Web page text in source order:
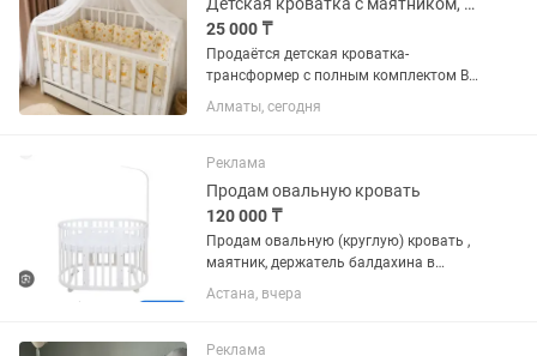
25 000 ₸
Продаётся детская кроватка-
трансформер с полным комплектом В
идеальном состоянии! Очень бережная
эксплуатация. Всё чистое, без пятен и
входит: Кроватка-трансформер...
Алматы, сегодня
Реклама
Продам овальную кровать
120 000 ₸
Продам овальную (круглую) кровать ,
маятник, держатель балдахина в
отличном состоянии, белый
Астана, вчера
Реклама